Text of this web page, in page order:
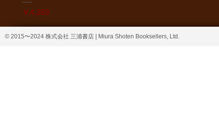
価格
￥4,368
© 2015〜2024 株式会社 三浦書店 | Miura Shoten Booksellers, Ltd.